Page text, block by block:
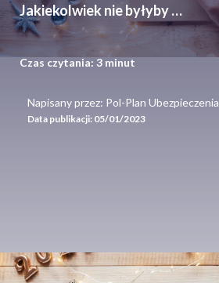
Jakiekolwiek nie byłyby …
Czas czytania: 3 minut
Napisany przez: Pol-Plan Ubezpieczenia
Data publikacji: 05/01/2023